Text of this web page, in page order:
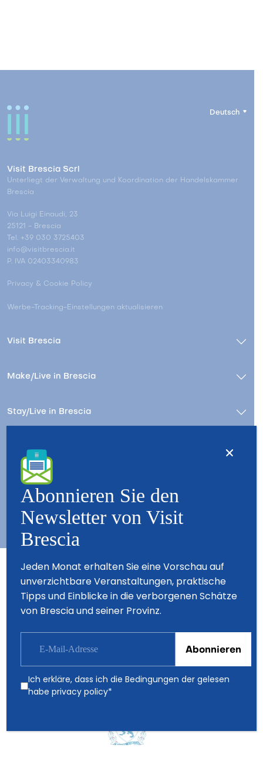
Deutsch
Visit Brescia Scrl
Unterliegt der Verwaltung und Koordination der Handelskammer
Brescia
Via Luigi Einaudi, 23
25121 - Brescia
Tel. +39 030 3725403
info@visitbrescia.it
P. IVA 02403340983
Privacy & Cookie Policy
Werbe-Tracking-Einstellungen aktualisieren
Visit Brescia
Make/Live in Brescia
Stay/Live in Brescia
KontactWer wir sind – Besuchen Sie Brescia
Copyright © 2026 - All Rights Reserved - Visit Brescia
Partner
Abonnieren Sie den
Newsletter von Visit
Brescia
Jeden Monat erhalten Sie eine Vorschau auf
unverzichtbare Veranstaltungen, praktische
Tipps und Einblicke in die verborgenen Schätze
von Brescia und seiner Provinz.
Ich erkläre, dass ich die Bedingungen der gelesen
habeprivacy policy*